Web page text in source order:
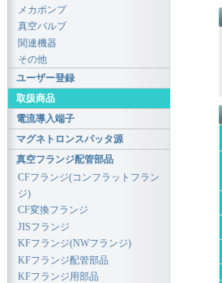
メカポンプ
真空バルブ
関連機器
その他
ユーザー登録
取扱商品
電流導入端子
マグネトロンスパッタ源
真空フランジ配管部品
CFフランジ(コンフラットフラン
ジ)
CF変換フランジ
JISフランジ
KFフランジ(NWフランジ)
KFフランジ配管部品
KFフランジ用部品